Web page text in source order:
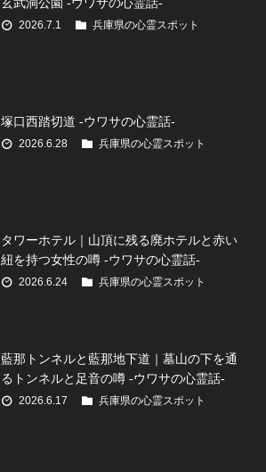
玄武洞公園 -ウワサの心霊話-
2026.7.1 兵庫県の心霊スポット
塚口西踏切道 -ウワサの心霊話-
2026.6.28 兵庫県の心霊スポット
タワーホテル｜山頂に残る廃ホテルと赤い
紐を持つ女性の噂 -ウワサの心霊話-
2026.6.24 兵庫県の心霊スポット
藍那トンネルと藍那地下道｜墓山の下を通
るトンネルと足音の噂 -ウワサの心霊話-
2026.6.17 兵庫県の心霊スポット